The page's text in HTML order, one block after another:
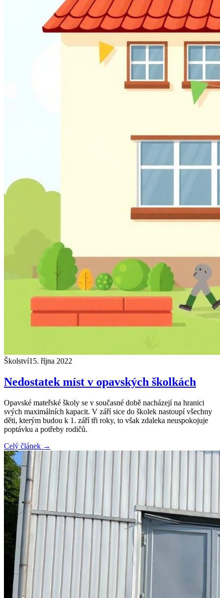
Školství15. října 2022
Nedostatek míst v opavských školkách
Opavské mateřské školy se v současné době nacházejí na hranici
svých maximálních kapacit. V září sice do školek nastoupí všechny
děti, kterým budou k 1. září tři roky, to však zdaleka neuspokojuje
poptávku a potřeby rodičů.
Celý článek →